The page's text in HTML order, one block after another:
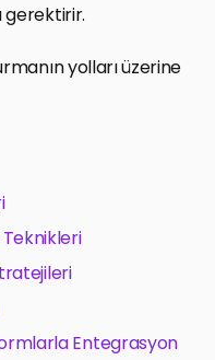
gerektirir.
yolları üzerine
Entegrasyon